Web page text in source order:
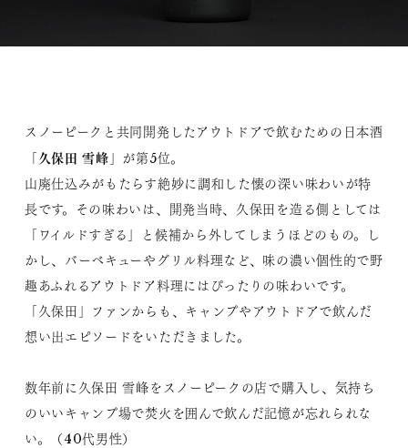
スノーピークと共同開発したアウトドアで飲むための日本酒
「久保田 雪峰 」が第5位。
山廃仕込みがもたらす絶妙に調和した懐の深い味わいが特
長です。その味わいは、開発当時、久保田を造る側としては
「ワイルドすぎる」と候補から外してしまうほどのもの。し
かし、バーベキューやグリル料理など、味の濃い個性的で野
趣あふれるアウトドア料理にはぴったりの味わいです。
「久保田」ファンからも、キャンプやアウトドアで飲んだ
想い出エピソードをいただきました。
数年前に久保田 雪峰をスノーピークの店で購入し、気持ち
のいいキャンプ場で焚火を囲んで飲んだ記憶が忘れられな
い。（40代男性）